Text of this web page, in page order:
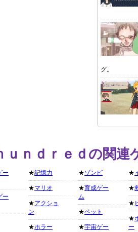
グ。
ｕｎｄｒｅｄの関連
ー
ー
★記憶力
★マリオ
★アクショ
ン
★ホラー
★ゾンビ
★育成ゲー
ム
★ペット
★宇宙ゲー
★
★
★
★
ー